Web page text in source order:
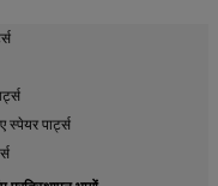
स्पेयर पार्ट्स